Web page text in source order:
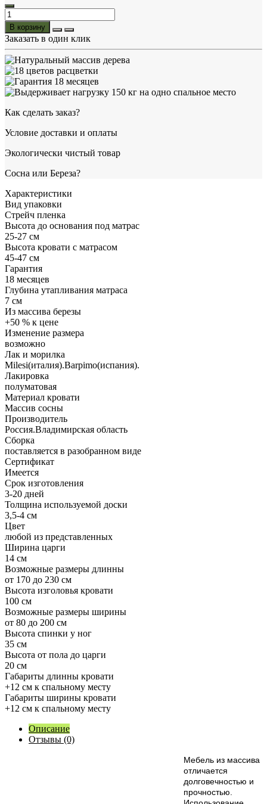
В корзину
Заказать в один клик
Как сделать заказ?
Условие доставки и оплаты
Экологически чистый товар
Сосна или Береза?
Характеристики
Вид упаковки
Стрейч пленка
Высота до основания под матрас
25-27 см
Высота кровати с матрасом
45-47 см
Гарантия
18 месяцев
Глубина утапливания матраса
7 см
Из массива березы
+50 % к цене
Изменение размера
возможно
Лак и морилка
Milesi(италия).Barpimo(испания).
Лакировка
полуматовая
Материал кровати
Массив сосны
Производитель
Россия.Владимирская область
Сборка
поставляется в разобранном виде
Сертификат
Имеется
Срок изготовления
3-20 дней
Толщина используемой доски
3,5-4 см
Цвет
любой из представленных
Ширина царги
14 см
Возможные размеры длинны
от 170 до 230 см
Высота изголовья кровати
100 см
Возможные размеры ширины
от 80 до 200 см
Высота спинки у ног
35 см
Высота от пола до царги
20 см
Габариты длинны кровати
+12 см к спальному месту
Габариты ширины кровати
+12 см к спальному месту
Описание
Отзывы (0)
Мебель из массива
отличается
долговечностью и
прочностью.